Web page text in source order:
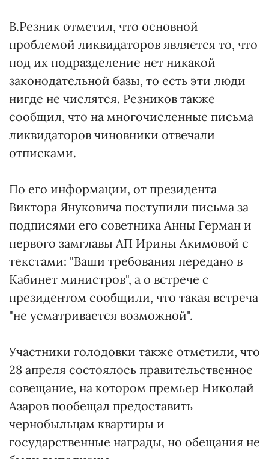
В.Резник отметил, что основной
проблемой ликвидаторов является то, что
под их подразделение нет никакой
законодательной базы, то есть эти люди
нигде не числятся. Резников также
сообщил, что на многочисленные письма
ликвидаторов чиновники отвечали
отписками.
По его информации, от президента
Виктора Януковича поступили письма за
подписями его советника Анны Герман и
первого замглавы АП Ирины Акимовой с
текстами: "Ваши требования передано в
Кабинет министров", а о встрече с
президентом сообщили, что такая встреча
"не усматривается возможной".
Участники голодовки также отметили, что
28 апреля состоялось правительственное
совещание, на котором премьер Николай
Азаров пообещал предоставить
чернобыльцам квартиры и
государственные награды, но обещания не